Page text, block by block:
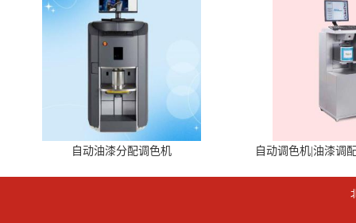
自动油漆分配调色机 自动调色机|油漆调